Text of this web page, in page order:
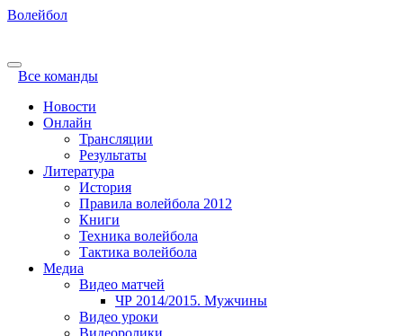
Волейбол
Все команды
Новости
Онлайн
Трансляции
Результаты
Литература
История
Правила волейбола 2012
Книги
Техника волейбола
Тактика волейбола
Медиа
Видео матчей
ЧР 2014/2015. Мужчины
Видео уроки
Видеоролики